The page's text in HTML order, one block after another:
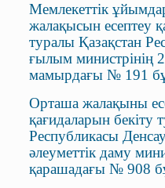
Мемлекеттік
жалақысын есептеу
туралы Қазақстан
ғылым министрінің
мамырдағы № 191
Орташа жалақыны
қағидаларын бекіту
Республикасы
әлеуметтік даму
қарашадағы № 908